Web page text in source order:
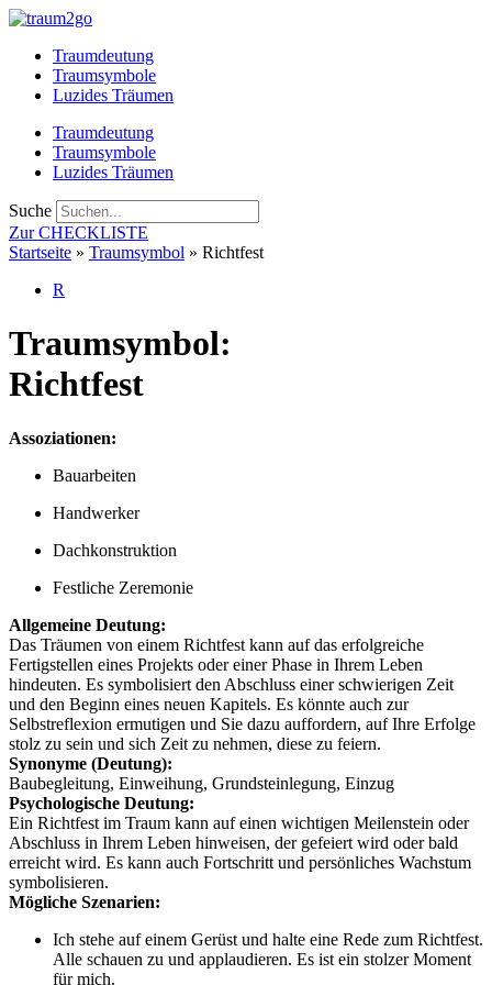
Zum
springenTraumdeutung
Traumsymbole
Luzides Träumen
Traumdeutung
Traumsymbole
Luzides Träumen
Suche
Zur CHECKLISTE
Startseite » Traumsymbol » Richtfest
R
Traumsymbol:
Richtfest
Assoziationen:
Bauarbeiten
Handwerker
Dachkonstruktion
Festliche Zeremonie
Allgemeine Deutung:
Das Träumen von einem Richtfest kann auf das erfolgreiche
Fertigstellen eines Projekts oder einer Phase in Ihrem Leben
hindeuten. Es symbolisiert den Abschluss einer schwierigen Zeit
und den Beginn eines neuen Kapitels. Es könnte auch zur
Selbstreflexion ermutigen und Sie dazu auffordern, auf Ihre Erfolge
stolz zu sein und sich Zeit zu nehmen, diese zu feiern.
Synonyme (Deutung):
Baubegleitung, Einweihung, Grundsteinlegung, Einzug
Psychologische Deutung:
Ein Richtfest im Traum kann auf einen wichtigen Meilenstein oder
Abschluss in Ihrem Leben hinweisen, der gefeiert wird oder bald
erreicht wird. Es kann auch Fortschritt und persönliches Wachstum
symbolisieren.
Mögliche Szenarien:
Ich stehe auf einem Gerüst und halte eine Rede zum Richtfest.
Alle schauen zu und applaudieren. Es ist ein stolzer Moment
für mich.